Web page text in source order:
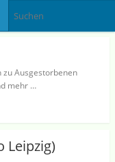
zu Ausgestorbenen
mehr …
Leipzig)